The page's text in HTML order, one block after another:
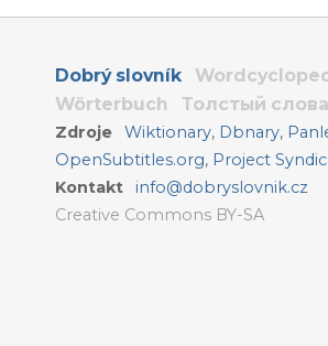
Dobrý slovník
Wörterbuch
Толстый
Zdroje Wiktionary, Dbnary,
OpenSubtitles.org, Project
Kontakt
info@dobryslovnik.cz
Creative Commons BY-SA